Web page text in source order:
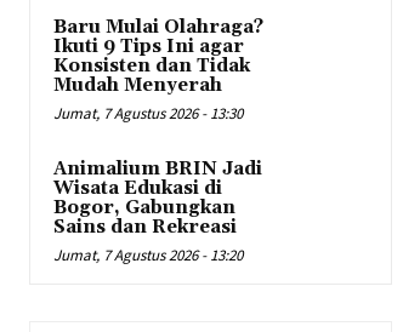
Baru Mulai Olahraga?
Ikuti 9 Tips Ini agar
Konsisten dan Tidak
Mudah Menyerah
Jumat, 7 Agustus 2026 - 13:30
Animalium BRIN Jadi
Wisata Edukasi di
Bogor, Gabungkan
Sains dan Rekreasi
Jumat, 7 Agustus 2026 - 13:20